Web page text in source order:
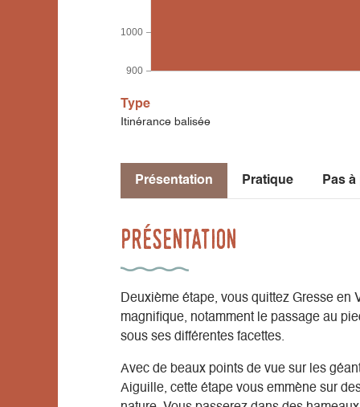
900
1000
Type
Itinérance balisée
Présentation Pratique Pas à
Présentation
Deuxième étape, vous quittez Gresse en
magnifique, notamment le passage au
sous ses différentes facettes.
Avec de beaux points de vue sur les
Aiguille, cette étape vous emmène sur